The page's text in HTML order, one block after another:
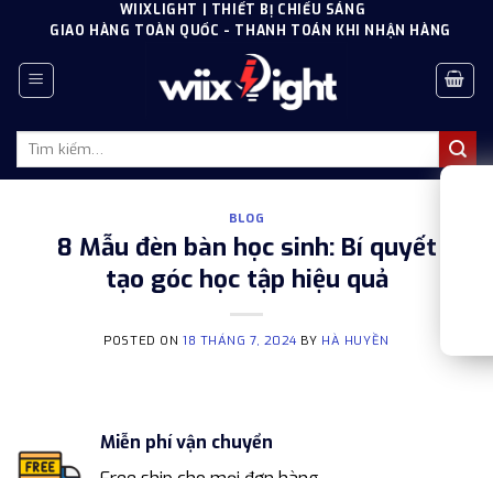
content
WIIXLIGHT | THIẾT BỊ CHIẾU SÁNG
GIAO HÀNG TOÀN QUỐC - THANH TOÁN KHI NHẬN HÀNG
Tìm
BLOG
8 Mẫu đèn bàn học sinh: Bí quyết
tạo góc học tập hiệu quả
POSTED ON 18 THÁNG 7, 2024 BY HÀ HUYỀN
Miễn phí vận chuyển